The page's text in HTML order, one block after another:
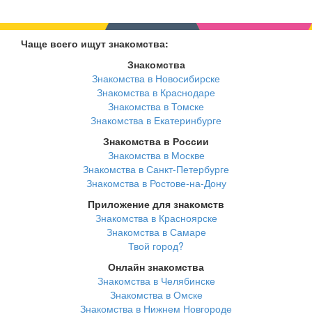
Чаще всего ищут знакомства:
Знакомства
Знакомства в Новосибирске
Знакомства в Краснодаре
Знакомства в Томске
Знакомства в Екатеринбурге
Знакомства в России
Знакомства в Москве
Знакомства в Санкт-Петербурге
Знакомства в Ростове-на-Дону
Приложение для знакомств
Знакомства в Красноярске
Знакомства в Самаре
Твой город?
Онлайн знакомства
Знакомства в Челябинске
Знакомства в Омске
Знакомства в Нижнем Новгороде